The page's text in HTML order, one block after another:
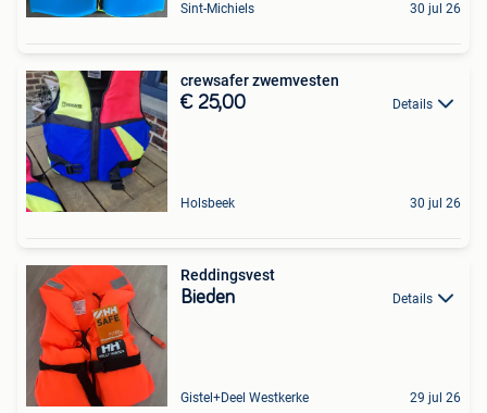
Sint-Michiels 30 jul 26
crewsafer zwemvesten
€ 25,00 Details
Holsbeek 30 jul 26
Reddingsvest
Bieden Details
Gistel+Deel Westkerke 29 jul 26